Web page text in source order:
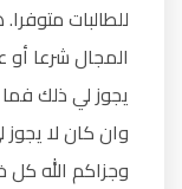
للطالبات
المجال شرعا أو
يجوز لي ذلك
وان كان لا
وجزاكم الله كل